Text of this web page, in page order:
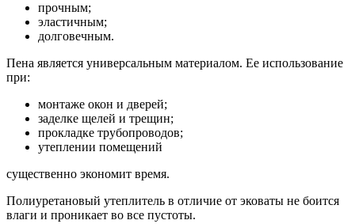
прочным;
эластичным;
долговечным.
Пена является универсальным материалом. Ее использование
при:
монтаже окон и дверей;
заделке щелей и трещин;
прокладке трубопроводов;
утеплении помещений
существенно экономит время.
Полиуретановый утеплитель в отличие от эковаты не боится
влаги и проникает во все пустоты.